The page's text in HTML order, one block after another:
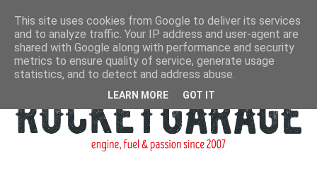
This site uses cookies from Google to deliver its services
and to analyze traffic. Your IP address and user-agent are
shared with Google along with performance and security
metrics to ensure quality of service, generate usage
statistics, and to detect and address abuse.
LEARN MORE GOT IT